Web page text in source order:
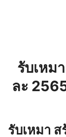
รับเหม
ละ
รับเหมา ส